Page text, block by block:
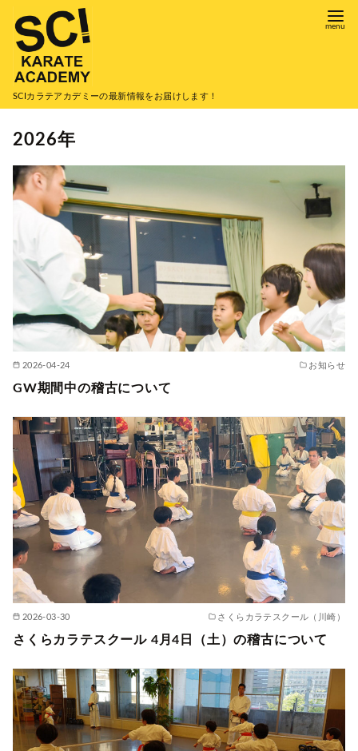
SCIカラテアカデミーの最新情報をお届けします！
2026年
2026-04-24 お知らせ
GW期間中の稽古について
2026-03-30 さくらカラテスクール（川崎）
さくらカラテスクール 4月4日（土）の稽古について